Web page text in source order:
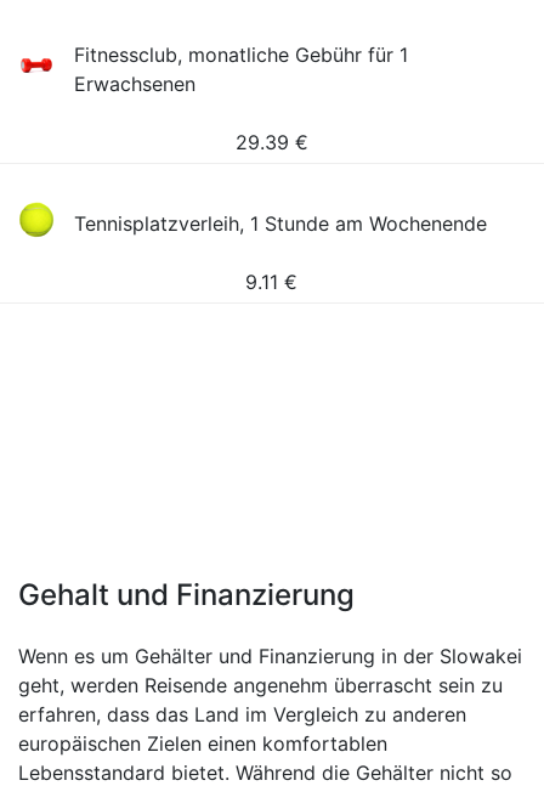
Fitnessclub, monatliche Gebühr für 1
Erwachsenen
29.39 €
Tennisplatzverleih, 1 Stunde am Wochenende
9.11 €
Gehalt und Finanzierung
Wenn es um Gehälter und Finanzierung in der Slowakei
geht, werden Reisende angenehm überrascht sein zu
erfahren, dass das Land im Vergleich zu anderen
europäischen Zielen einen komfortablen
Lebensstandard bietet. Während die Gehälter nicht so